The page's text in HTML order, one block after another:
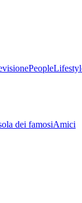
People
dei famosiAmici